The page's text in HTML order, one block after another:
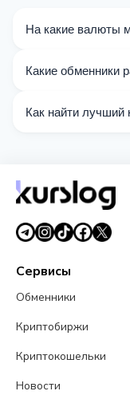
На какие валюты
CNY. Выберите
Какие обменники
операции с
Как найти лучший
реальном времени.
Сервисы
Обменники
Криптобиржи
Криптокошельки
Новости